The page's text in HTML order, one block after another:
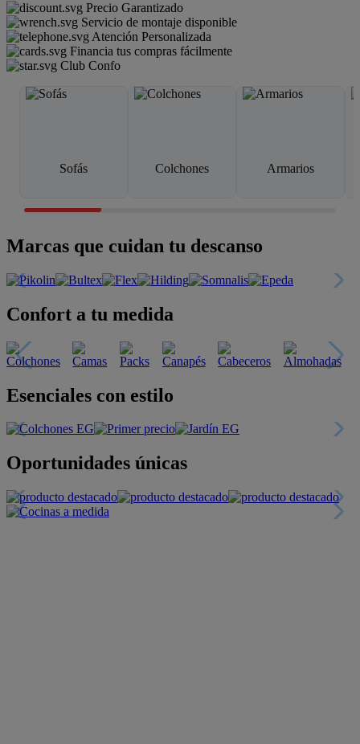
Precio Garantizado
Servicio de montaje disponible
Atención Personalizada
Financia tus compras fácilmente
Club Confo
Sofás Colchones Armarios
Marcas que cuidan tu descanso
Confort a tu medida
Esenciales con estilo
Oportunidades únicas